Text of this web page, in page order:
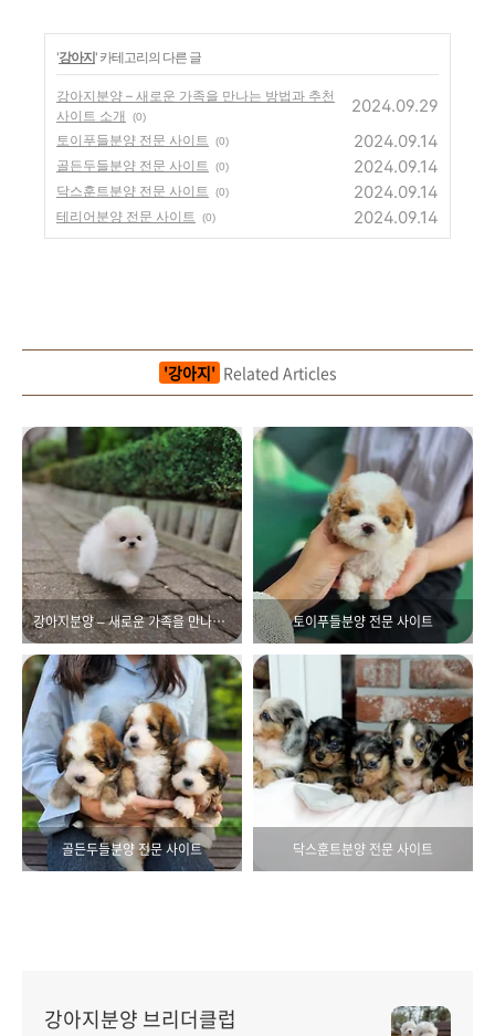
'강아지' 카테고리의 다른 글
강아지분양 – 새로운 가족을 만나는 방법과 추천
사이트 소개
(0)
2024.09.29
토이푸들분양 전문 사이트 (0) 2024.09.14
골든두들분양 전문 사이트 (0) 2024.09.14
닥스훈트분양 전문 사이트 (0) 2024.09.14
테리어분양 전문 사이트 (0) 2024.09.14
'강아지' Related Articles
강아지분양 – 새로운 가족을 만나는 방법과 추천 사이트 소개 토이푸들분양 전문 사이트
골든두들분양 전문 사이트 닥스훈트분양 전문 사이트
강아지분양 브리더클럽